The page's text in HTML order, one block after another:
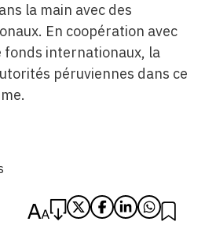
la main avec des
En coopération avec
fonds internationaux, la
péruviennes dans ce